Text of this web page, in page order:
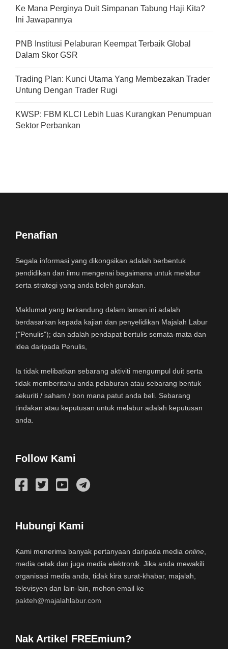
Ke Mana Perginya Duit Simpanan Tabung Haji Kita?
Ini Jawapannya
PNB Institusi Pelaburan Keempat Terbaik Global
Dalam Skor GSR
Trading Plan: Kunci Utama Yang Membezakan Trader
Untung Dengan Trader Rugi
KWSP: FBM KLCI Lebih Luas Kurangkan Penumpuan
Sektor Perbankan
Penafian
Segala informasi yang dikongsikan adalah berbentuk
pendidikan dan ilmu mengenai bagaimana untuk melabur
serta strategi yang anda boleh gunakan.
Maklumat yang terkandung dalam laman ini adalah
berdasarkan kepada kajian dan penyelidikan Majalah Labur
("Penulis"); dan adalah pendapat bertulis semata-mata dan
idea daripada Penulis,
Ia tidak melibatkan sebarang aktiviti mengumpul duit serta
tidak memberitahu anda pelaburan atau sebarang bentuk
sekuriti / saham / bon mana patut anda beli. Sebarang
tindakan atau keputusan untuk melabur adalah keputusan
anda.
Follow Kami
Hubungi Kami
Kami menerima banyak pertanyaan daripada media online
media cetak dan juga media elektronik. Jika anda mewakili
organisasi media anda, tidak kira surat-khabar, majalah,
televisyen dan lain-lain, mohon email ke
pakteh@majalahlabur.com
Nak Artikel FREEmium?